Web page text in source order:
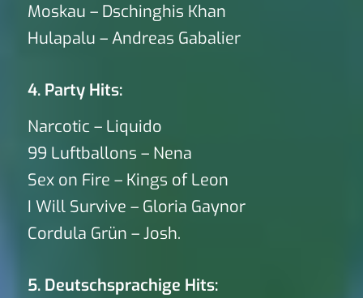
Moskau – Dschinghis Khan
Hulapalu – Andreas Gabalier
4. Party Hits:
Narcotic – Liquido
99 Luftballons – Nena
Sex on Fire – Kings of Leon
I Will Survive – Gloria Gaynor
Cordula Grün – Josh.
5. Deutschsprachige Hits: